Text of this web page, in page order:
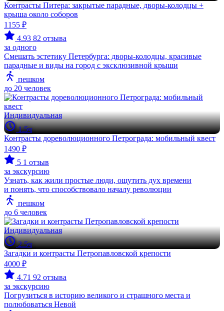
Контрасты Питера: закрытые парадные, дворы-колодцы +
крыша около соборов
1155 ₽
4.93 82 отзыва
за одного
Смешать эстетику Петербурга: дворы-колодцы, красивые
парадные и виды на город с эксклюзивной крыши
пешком
до 20 человек
Индивидуальная
1.5ч
Контрасты дореволюционного Петрограда: мобильный квест
1490 ₽
5 1 отзыв
за экскурсию
Узнать, как жили простые люди, ощутить дух времени
и понять, что способствовало началу революции
пешком
до 6 человек
Индивидуальная
2.5ч
Загадки и контрасты Петропавловской крепости
4000 ₽
4.71 92 отзыва
за экскурсию
Погрузиться в историю великого и страшного места и
полюбоваться Невой